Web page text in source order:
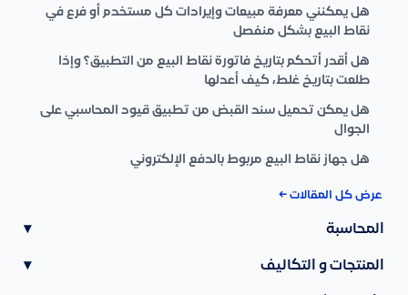
هل يمكنني معرفة مبيعات وإيرادات كل مستخدم أو فرع في
نقاط البيع بشكل منفصل
هل أقدر أتحكم بتاريخ فاتورة نقاط البيع من التطبيق؟ وإذا
طلعت بتاريخ غلط، كيف أعدلها
هل يمكن تحميل سند القبض من تطبيق قيود المحاسبي على
الجوال
هل جهاز نقاط البيع مربوط بالدفع الإلكتروني
عرض كل المقالات ←
المحاسبة ▾
المنتجات و التكاليف ▾